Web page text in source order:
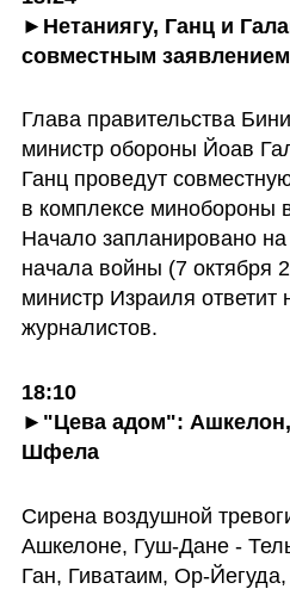
►Нетаниягу, Ганц и
совместным
Глава правительства
министр обороны Йоав
Ганц проведут
в комплексе минобороны
Начало запланировано
начала войны (7 октября
министр Израиля ответит
журналистов.
18:10
►"Цева адом":
Шфела
Сирена воздушной
Ашкелоне, Гуш-Дане -
Ган, Гиватаим, Ор-